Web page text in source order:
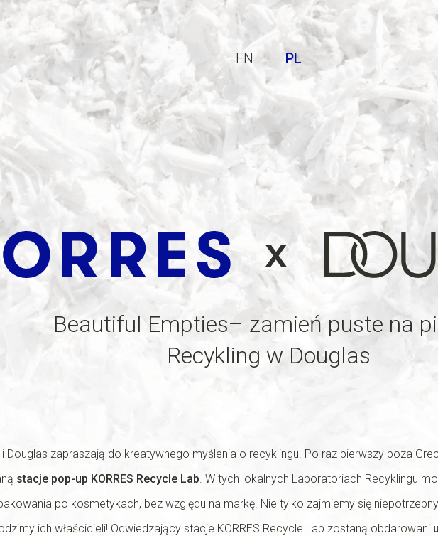
EN PL
Beautiful Empties– zamień puste na
Recykling w Douglas
i Douglas zapraszają do kreatywnego myślenia o recyklingu. Po raz pierwszy poza
stacje pop-up KORRES Recycle Lab. W tych lokalnych Laboratoriach Recyklingu
po kosmetykach, bez względu na markę. Nie tylko zajmiemy się
ich właścicieli! Odwiedzający stacje KORRES Recycle Lab zostaną obdarowani